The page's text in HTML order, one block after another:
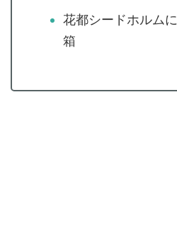
花都シードホルム
箱